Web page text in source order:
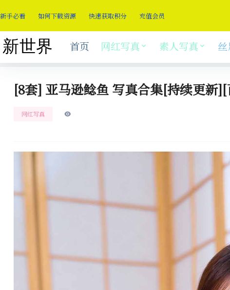
新手必看 如何下载资源 快速获取积分 充值会员
首页 网红写真 素人写真
[8套] 亚马逊鲶鱼 写真合集[持续更新
网红写真